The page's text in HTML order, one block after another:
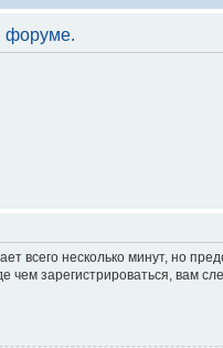
форуме.
всего несколько минут, но
зарегистрироваться, вам